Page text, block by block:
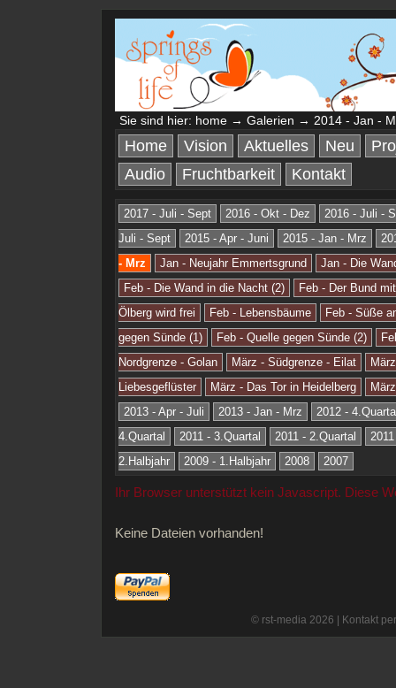
Sie sind hier: home → Galerien → 2014 - Jan -
Home Vision Aktuelles Neu
Audio
Fruchtbarkeit Kontakt
2017 - Juli - Sept 2016 - Okt - Dez
2016 - Juli -
Juli - Sept
2015 - Apr - Juni 2015 - Jan - Mrz
- Mrz
Jan - Neujahr Emmertsgrund
Jan - Die
Feb - Die Wand in die Nacht (2)
Feb - Der Bund
Ölberg wird frei
Feb - Lebensbäume
Feb - Süße
gegen Sünde (1)
Feb - Quelle gegen Sünde (2)
Nordgrenze - Golan
März - Südgrenze - Eilat
Liebesgeflüster
März - Das Tor in Heidelberg
2013 - Apr - Juli
2013 - Jan - Mrz
2012 -
4.Quartal
2011 - 3.Quartal 2011 - 2.Quartal
2.Halbjahr
2009 - 1.Halbjahr 2008 2007
Ihr Browser unterstützt kein Javascript. Diese
Keine Dateien vorhanden!
© rst-media 2026 | Kontakt